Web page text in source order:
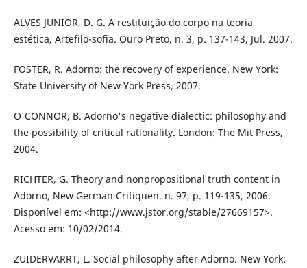
ALVES JUNIOR, D. G. A restituição do corpo na teoria
estética, Artefilo-sofia. Ouro Preto, n. 3, p. 137-143, Jul. 2007.
FOSTER, R. Adorno: the recovery of experience. New York:
State University of New York Press, 2007.
O'CONNOR, B. Adorno's negative dialectic: philosophy and
the possibility of critical rationality. London: The Mit Press,
2004.
RICHTER, G. Theory and nonpropositional truth content in
Adorno, New German Critiquen. n. 97, p. 119-135, 2006.
Disponível em: <http://www.jstor.org/stable/27669157>.
Acesso em: 10/02/2014.
ZUIDERVARRT, L. Social philosophy after Adorno. New York: